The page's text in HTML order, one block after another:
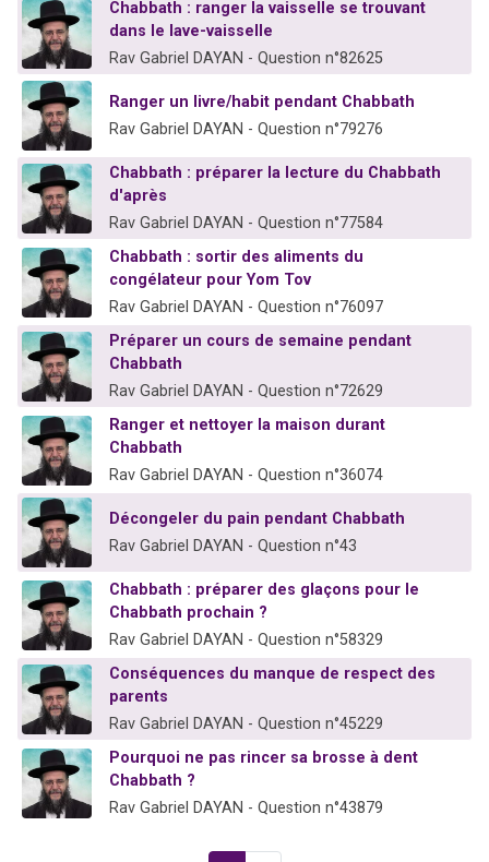
Chabbath : ranger la vaisselle se trouvant
dans le lave-vaisselle
Rav Gabriel DAYAN - Question n°82625
Ranger un livre/habit pendant Chabbath
Rav Gabriel DAYAN - Question n°79276
Chabbath : préparer la lecture du Chabbath
d'après
Rav Gabriel DAYAN - Question n°77584
Chabbath : sortir des aliments du
congélateur pour Yom Tov
Rav Gabriel DAYAN - Question n°76097
Préparer un cours de semaine pendant
Chabbath
Rav Gabriel DAYAN - Question n°72629
Ranger et nettoyer la maison durant
Chabbath
Rav Gabriel DAYAN - Question n°36074
Décongeler du pain pendant Chabbath
Rav Gabriel DAYAN - Question n°43
Chabbath : préparer des glaçons pour le
Chabbath prochain ?
Rav Gabriel DAYAN - Question n°58329
Conséquences du manque de respect des
parents
Rav Gabriel DAYAN - Question n°45229
Pourquoi ne pas rincer sa brosse à dent
Chabbath ?
Rav Gabriel DAYAN - Question n°43879